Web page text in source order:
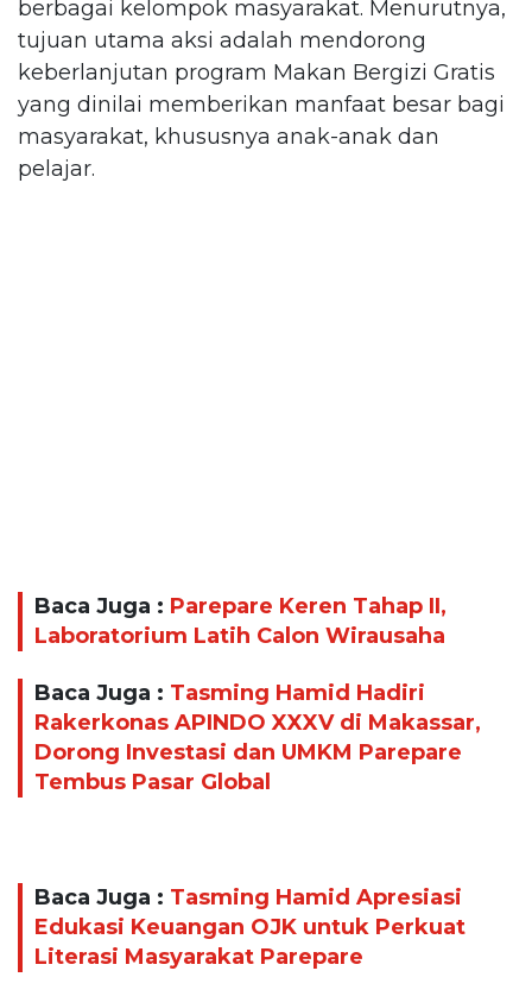
berbagai kelompok masyarakat. Menurutnya,
tujuan utama aksi adalah mendorong
keberlanjutan program Makan Bergizi Gratis
yang dinilai memberikan manfaat besar bagi
masyarakat, khususnya anak-anak dan
pelajar.
Baca Juga : Parepare Keren Tahap II,
Laboratorium Latih Calon Wirausaha
Baca Juga : Tasming Hamid Hadiri
Rakerkonas APINDO XXXV di Makassar,
Dorong Investasi dan UMKM Parepare
Tembus Pasar Global
Baca Juga : Tasming Hamid Apresiasi
Edukasi Keuangan OJK untuk Perkuat
Literasi Masyarakat Parepare